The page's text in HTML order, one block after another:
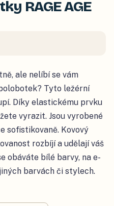
RAGE AGE
ale nelíbí se vám
Tyto ležérní
Díky elastickému prvku
vyrazit. Jsou vyrobené
sofistikovaně. Kovový
rozbíjí a udělají váš
obáváte bílé barvy, na e-
barvách či stylech.